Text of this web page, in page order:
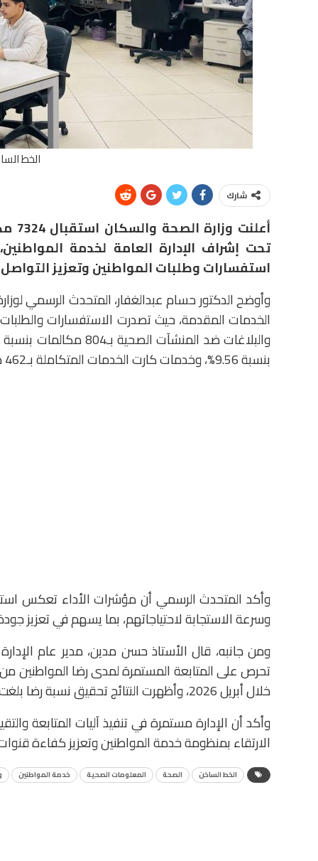
الخط
شارك
تحت إشراف الإدارة العامة لخدمة
استفسارات وطلبات المواطنين وتعزيز
وأوضح الدكتور حسام عبدالغفار، المتحدث الرسمي
بنسبة 9.56%، وخدمات كارت الخدمات المتكاملة بـ462 مكالمة بنسبة 6.31%.
وأكد المتحدث الرسمي أن مؤشرات الأداء تعكس
وسرعة الاستجابة لاحتياجاتهم، بما يسهم في تعزيز
ومن جانبه، قال الأستاذ حسن مدين، مدير عام
خلال أبريل 2026، وأظهرت النتائج تحقيق نسبة رضا بلغت 95%.
وأكد أن الإدارة مستمرة في تنفيذ آليات المتابعة
الارتقاء بمنظومة خدمة المواطنين وتعزيز كفاءة
الخط الساخن الصحة المعلومات الصحية خدمة المواطنين